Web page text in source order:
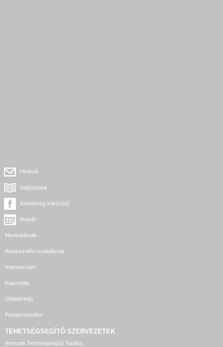
Hírlevél
Sajtószoba
A tehetség sokszínű
Naptár
Munkatársak
Adatkezelési szabályzat
Impresszum
Kapcsolat
Oldaltérkép
Panaszkezelés
TEHETSÉGSEGÍTŐ SZERVEZETEK
Nemzeti Tehetségsegítő Tanács